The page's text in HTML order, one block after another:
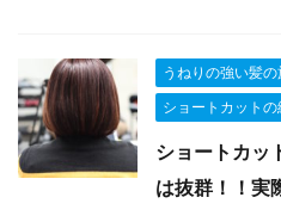
うねりの強い髪の
ショートカットの
ショートカッ
は抜群！！実